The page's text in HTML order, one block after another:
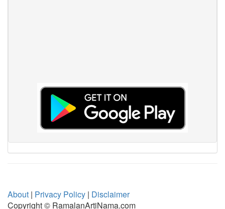
About | Privacy Policy | Disclaimer
Copyright © RamalanArtiNama.com